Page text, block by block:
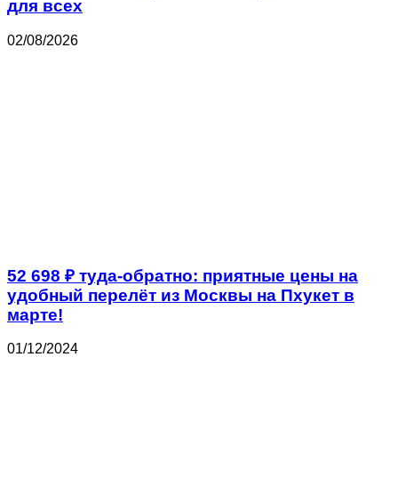
для всех
02/08/2026
52 698 ₽ туда-обратно: приятные цены на
удобный перелёт из Москвы на Пхукет в
марте!
01/12/2024